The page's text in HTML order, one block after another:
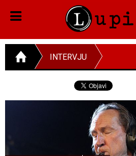
INTERVJU